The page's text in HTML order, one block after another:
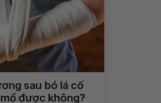
sau bó lá cố
được không?